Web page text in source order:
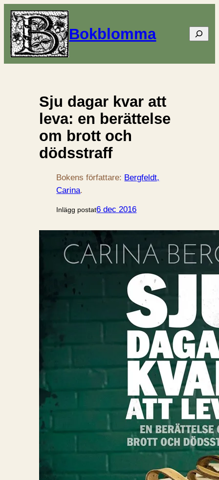
Bokblomma Sök
Sju dagar kvar att
leva: en berättelse
om brott och
dödsstraff
Bokens författare: Bergfeldt,
Carina.
Inlägg postat6 dec 2016